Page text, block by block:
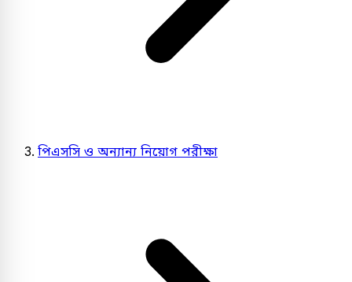
পিএসসি ও অন্যান্য নিয়োগ পরীক্ষা